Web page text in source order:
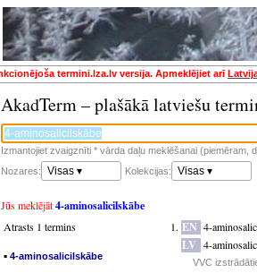
termini.lza.lv versija. Apmeklējiet arī
AkadTerm – plašākā latviešu
Izmantojiet zvaigznīti * vārda daļu meklēšanai (piemēram,
Nozares:
Visas ▾ Kolekcijas: Visas ▾
Jūs meklējāt4-aminosalicilskābe
Atrasts 1 termins
▪ 4-aminosalicilskābe
EN 4-
LV 4-
VVC